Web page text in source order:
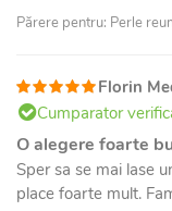
Părere pentru: Perle
Florin
Cumparator
O alegere foarte
Sper sa se mai lase
place foarte mult.